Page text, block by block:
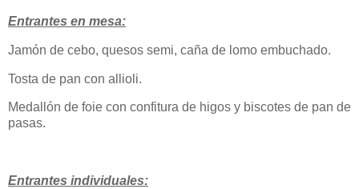
Entrantes en mesa:
Jamón de cebo, quesos semi, caña de lomo embuchado.
Tosta de pan con allioli.
Medallón de foie con confitura de higos y biscotes de pan de
pasas.
Entrantes individuales: